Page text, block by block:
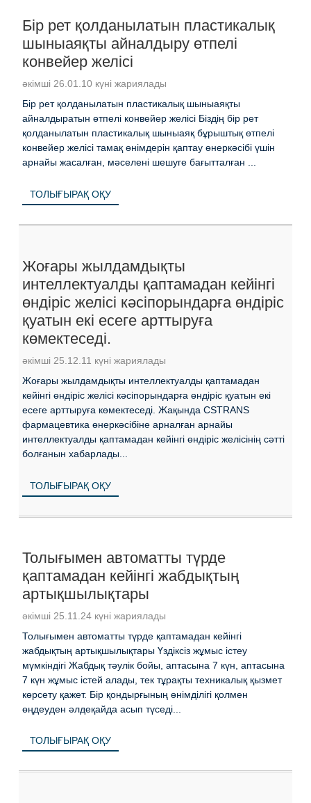
Бір рет қолданылатын пластикалық
шыныаяқты айналдыру өтпелі
конвейер желісі
әкімші 26.01.10 күні жариялады
Бір рет қолданылатын пластикалық шыныаяқты
айналдыратын өтпелі конвейер желісі Біздің бір рет
қолданылатын пластикалық шыныаяқ бұрыштық өтпелі
конвейер желісі тамақ өнімдерін қаптау өнеркәсібі үшін
арнайы жасалған, мәселені шешуге бағытталған ...
ТОЛЫҒЫРАҚ ОҚУ
Жоғары жылдамдықты
интеллектуалды қаптамадан кейінгі
өндіріс желісі кәсіпорындарға өндіріс
қуатын екі есеге арттыруға
көмектеседі.
әкімші 25.12.11 күні жариялады
Жоғары жылдамдықты интеллектуалды қаптамадан
кейінгі өндіріс желісі кәсіпорындарға өндіріс қуатын екі
есеге арттыруға көмектеседі. Жақында CSTRANS
фармацевтика өнеркәсібіне арналған арнайы
интеллектуалды қаптамадан кейінгі өндіріс желісінің сәтті
болғанын хабарлады...
ТОЛЫҒЫРАҚ ОҚУ
Толығымен автоматты түрде
қаптамадан кейінгі жабдықтың
артықшылықтары
әкімші 25.11.24 күні жариялады
Толығымен автоматты түрде қаптамадан кейінгі
жабдықтың артықшылықтары Үздіксіз жұмыс істеу
мүмкіндігі Жабдық тәулік бойы, аптасына 7 күн, аптасына
7 күн жұмыс істей алады, тек тұрақты техникалық қызмет
көрсету қажет. Бір қондырғының өнімділігі қолмен
өңдеуден әлдеқайда асып түседі...
ТОЛЫҒЫРАҚ ОҚУ